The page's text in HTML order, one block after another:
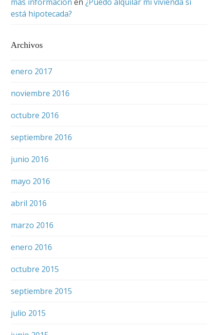
está hipotecada?
Archivos
enero 2017
noviembre 2016
octubre 2016
septiembre 2016
junio 2016
mayo 2016
abril 2016
marzo 2016
enero 2016
octubre 2015
septiembre 2015
julio 2015